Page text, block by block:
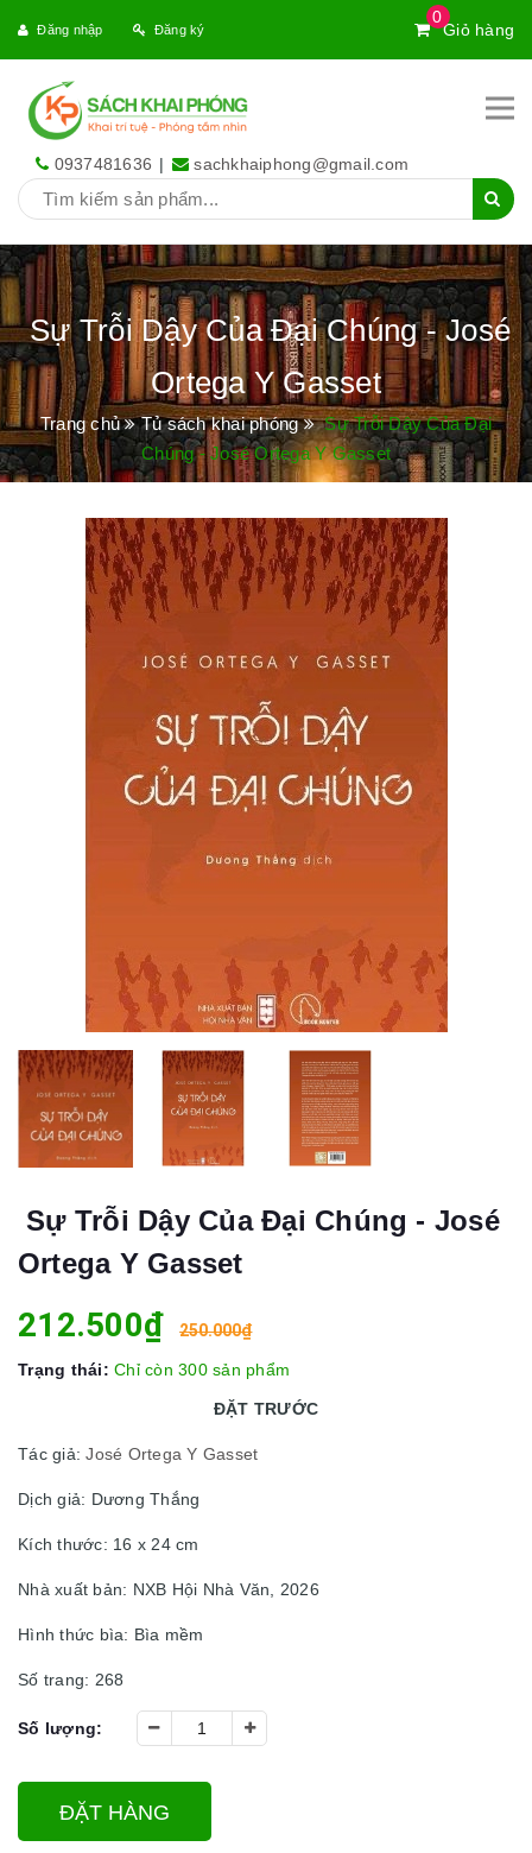
0
Giỏ hàng
Đăng nhập Đăng ký
0937481636 | sachkhaiphong@gmail.com
Sự Trỗi Dậy Của Đại Chúng - José
Ortega Y Gasset
Trang chủ Tủ sách khai phóng
Sự Trỗi Dậy Của Đại
Chúng - José Ortega Y Gasset
Sự Trỗi Dậy Của Đại Chúng - José
Ortega Y Gasset
212.500₫ 250.000₫
Trạng thái: Chỉ còn 300 sản phẩm
ĐẶT TRƯỚC
Tác giả:José Ortega Y Gasset
Dịch giả: Dương Thắng
Kích thước: 16 x 24 cm
Nhà xuất bản: NXB Hội Nhà Văn, 2026
Hình thức bìa: Bìa mềm
Số trang: 268
Số lượng:
ĐẶT HÀNG